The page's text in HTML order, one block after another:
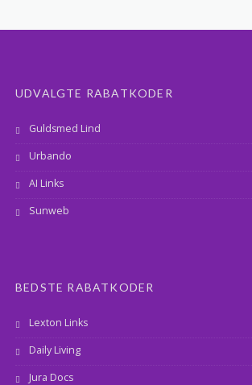
UDVALGTE RABATKODER
Guldsmed Lind
Urbando
AI Links
Sunweb
BEDSTE RABATKODER
Lexton Links
Daily Living
Jura Docs